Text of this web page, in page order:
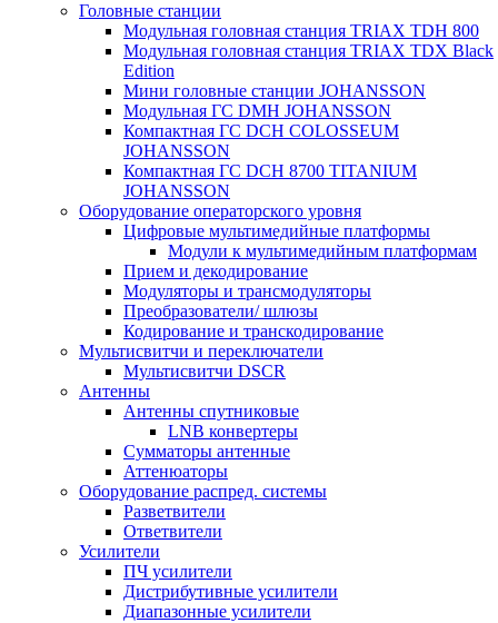
Головные станции
Модульная головная станция TRIAX TDH 800
Модульная головная станция TRIAX TDX Black
Edition
Мини головные станции JOHANSSON
Модульная ГС DMH JOHANSSON
Компактная ГС DCH COLOSSEUM
JOHANSSON
Компактная ГС DCH 8700 TITANIUM
JOHANSSON
Оборудование операторского уровня
Цифровые мультимедийные платформы
Модули к мультимедийным платформам
Прием и декодирование
Модуляторы и трансмодуляторы
Преобразователи/ шлюзы
Кодирование и транскодирование
Мультисвитчи и переключатели
Мультисвитчи DSCR
Антенны
Антенны спутниковые
LNB конвертеры
Сумматоры антенные
Аттенюаторы
Оборудование распред. системы
Разветвители
Ответвители
Усилители
ПЧ усилители
Дистрибутивные усилители
Диапазонные усилители